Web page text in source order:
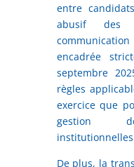
entre
abusif des
encadrée
septembre
règles
exercice que
gestion
De plus, la